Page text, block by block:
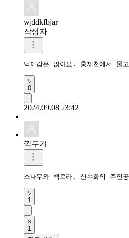
wjddkfbjar
작성자
먹이감은 많아요. 홍제천에서 물
0
2024.09.08 23:42
깍두기
소나무와 백로라, 산수화의 주인
1
1